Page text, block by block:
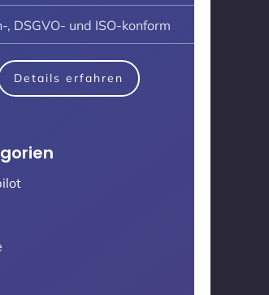
, DSGVO- und ISO-konform
Details erfahren